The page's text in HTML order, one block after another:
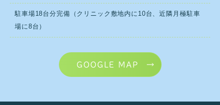
駐車場18台分完備（クリニック敷地内に10台、近隣月極駐車
場に8台）
GOOGLE MAP